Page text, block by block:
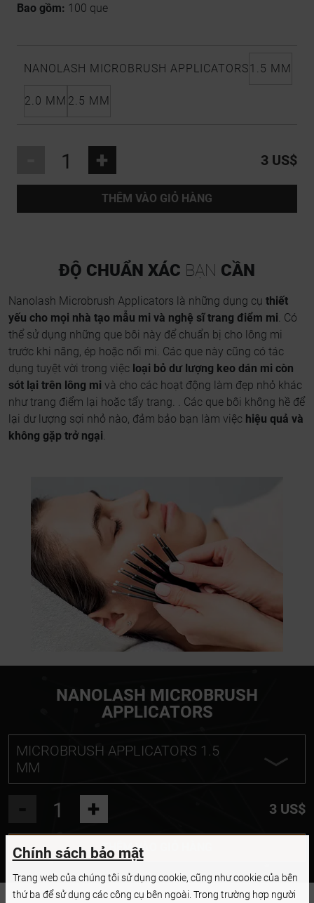
Bao gồm: 100 que
NANOLASH MICROBRUSH APPLICATORS1.5 MM
2.0 MM 2.5 MM
+ 3 US$
THÊM VÀO GIỎ HÀNG
ĐỘ CHUẨN XÁC BẠN CẦN
Nanolash Microbrush Applicators là những dụng cụ thiết
yếu cho mọi nhà tạo mẫu mi và nghệ sĩ trang điểm mi. Có
thể sử dụng những que bôi này để chuẩn bị cho lông mi
trước khi nâng, ép hoặc nối mi. Các que này cũng có tác
dụng tuyệt vời trong việc loại bỏ dư lượng keo dán mi còn
sót lại trên lông mi và cho các hoạt động làm đẹp nhỏ khác
như trang điểm lại hoặc tẩy trang. . Các que bôi không hề để
lại dư lượng sợi nhỏ nào, đảm bảo bạn làm việc hiệu quả và
không gặp trở ngại.
NANOLASH MICROBRUSH
APPLICATORS
MICROBRUSH APPLICATORS 1.5
MM
MICROBRUSH APPLICATORS 1.5 MM
MICROBRUSH APPLICATORS 2.0 MM
MICROBRUSH APPLICATORS 2.5 MM
+ 3 US$
THÊM VÀO GIỎ HÀNG
Chính sách bảo mật
Trang web của chúng tôi sử dụng cookie, cũng như cookie của bên
thứ ba để sử dụng các công cụ bên ngoài. Trong trường hợp người